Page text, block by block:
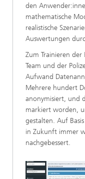
den
mathematische
realistische
Auswertungen
Zum Trainieren
Team und der
Aufwand
Mehrere hundert
anonymisiert, und
markiert worden,
gestalten. Auf
in Zukunft immer
nachgebessert.